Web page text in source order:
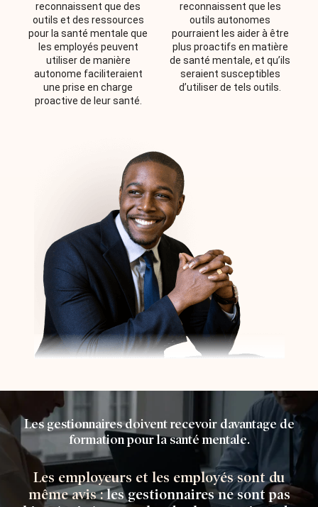
reconnaissent que des
outils et des ressources
pour la santé mentale que
les employés peuvent
utiliser de manière
autonome faciliteraient
une prise en charge
proactive de leur santé.
reconnaissent que les
outils autonomes
pourraient les aider à être
plus proactifs en matière
de santé mentale, et qu’ils
seraient susceptibles
d’utiliser de tels outils.
Les gestionnaires doivent recevoir davantage de
formation pour la santé mentale.
Les employeurs et les employés sont du
même avis :les gestionnaires ne sont pas